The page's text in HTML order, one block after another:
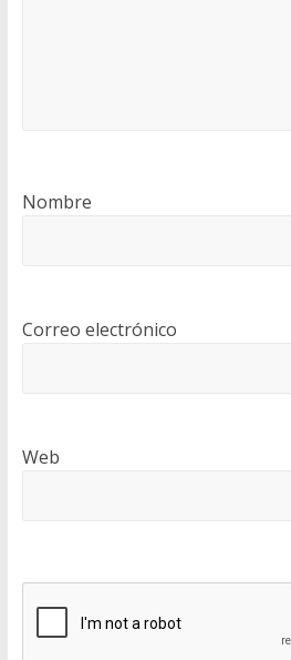
Nombre
Correo electrónico
Web